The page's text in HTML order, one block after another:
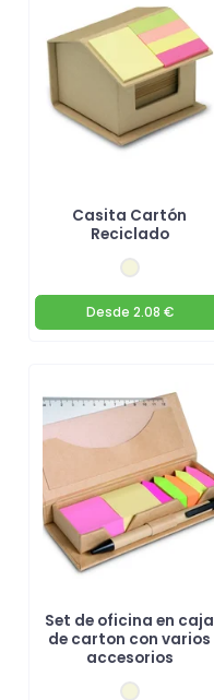
Casita Cartón
Reciclado
Desde 2.08 €
Set de oficina en caja
de carton con varios
accesorios